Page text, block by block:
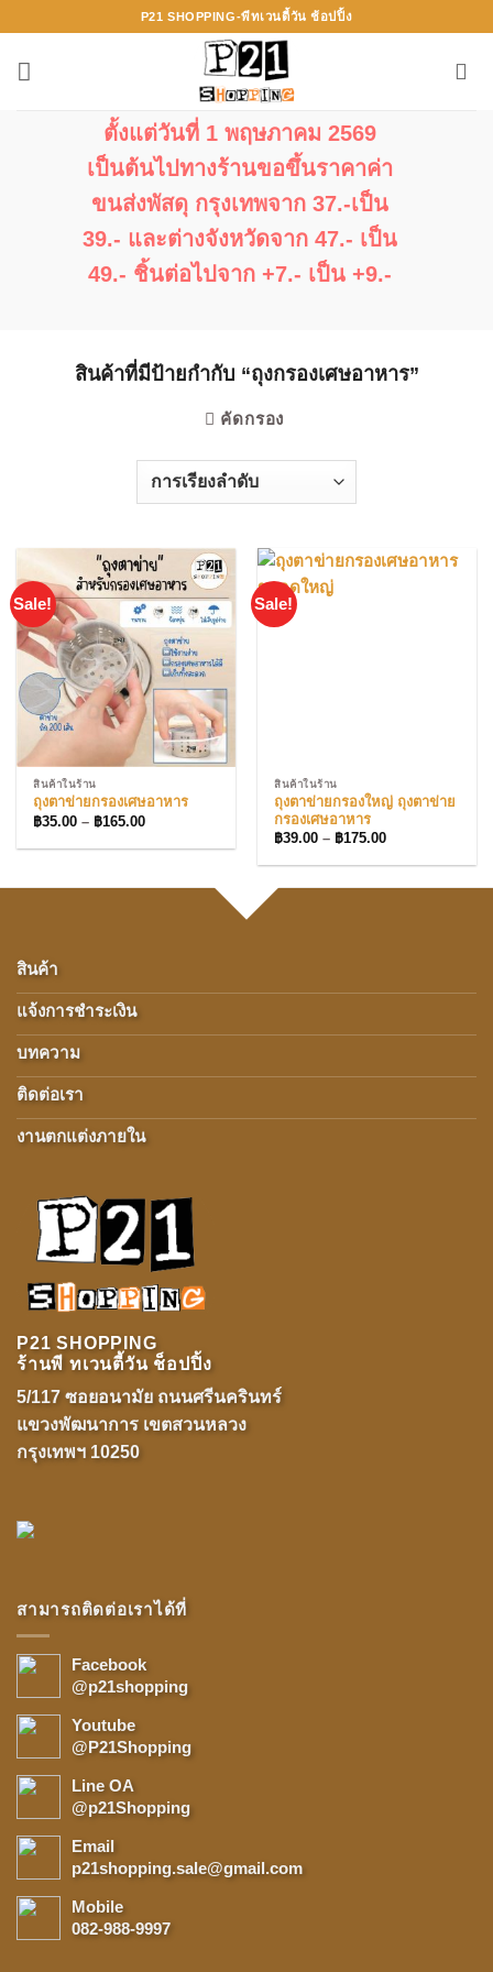
ไป
P21 SHOPPING-พีทเวนตี้วัน ช้อปปิ้ง
ตั้งแต่วันที่ 1 พฤษภาคม 2569
เป็นต้นไปทางร้านขอขึ้นราคาค่า
ขนส่งพัสดุ กรุงเทพจาก 37.-เป็น
39.- และต่างจังหวัดจาก 47.- เป็น
49.- ชิ้นต่อไปจาก +7.- เป็น +9.-
สินค้าที่มีป้ายกำกับ “ถุงกรองเศษอาหาร”
คัดกรอง
Sale!
สินค้าในร้าน
ถุงตาข่ายกรองเศษอาหาร
฿35.00 – ฿165.00Price
฿35.00
Sale!
สินค้าในร้าน
ถุงตาข่ายกรองใหญ่ ถุงตาข่าย
กรองเศษอาหาร
฿39.00 – ฿175.00Price
฿39.00
฿175.00
P21 SHOPPING
ร้านพี ทเวนตี้วัน ช็อปปิ้ง
5/117 ซอยอนามัย ถนนศรีนครินทร์
แขวงพัฒนาการ เขตสวนหลวง
กรุงเทพฯ 10250
สินค้า
แจ้งการชำระเงิน
บทความ
ติดต่อเรา
งานตกแต่งภายใน
สามารถติดต่อเราได้ที่
Facebook
@p21shopping
Youtube
@P21Shopping
Line OA
@p21Shopping
Email
p21shopping.sale@gmail.com
Mobile
082-988-9997